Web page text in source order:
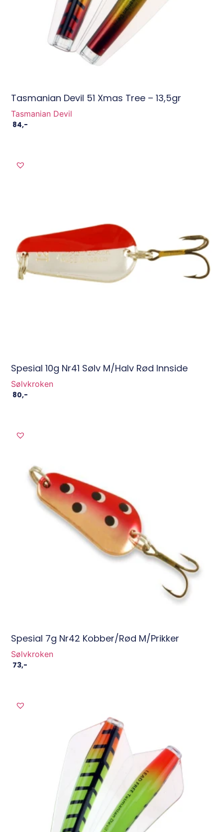
Tasmanian Devil 51 Xmas Tree – 13,5gr
Tasmanian Devil
84,-
Spesial 10g Nr41 Sølv M/halv Rød Innside
Sølvkroken
80,-
Spesial 7g Nr42 Kobber/Rød M/prikker
Sølvkroken
73,-